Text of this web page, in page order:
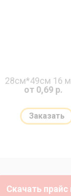
28см*49см 16
от 0,69 р.
Заказать
Скачать